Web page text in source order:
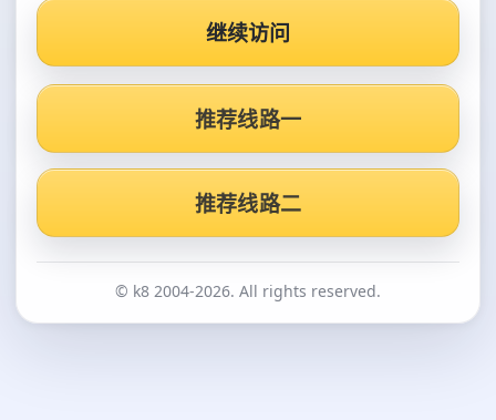
继续访问
推荐线路一
推荐线路二
© k8 2004-2026. All rights reserved.